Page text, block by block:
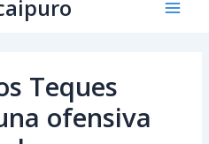
Teques
ofensiva